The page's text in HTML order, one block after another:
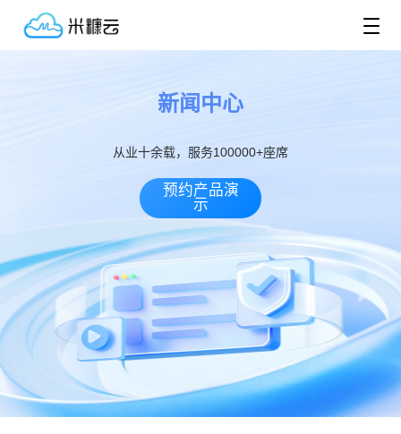
新闻中心
从业十余载，服务100000+座席
预约产品演
示